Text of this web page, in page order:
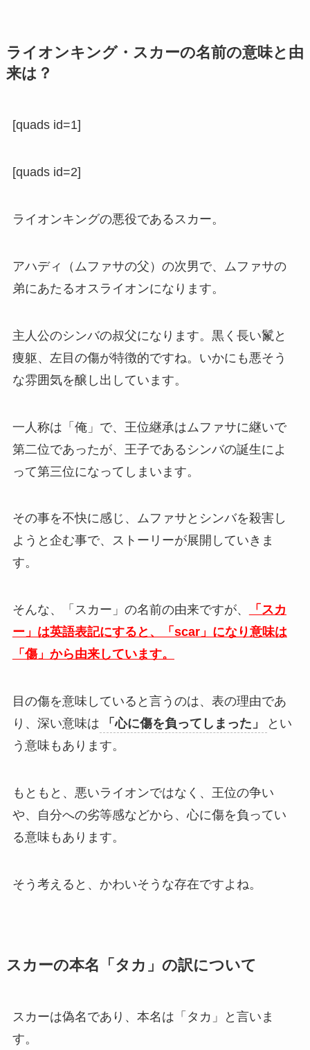
ライオンキング・スカーの名前の意味と由
来は？
[quads id=1]
[quads id=2]
ライオンキングの悪役であるスカー。
アハディ（ムファサの父）の次男で、ムファサの
弟にあたるオスライオンになります。
主人公のシンバの叔父になります。黒く長い鬣と
痩躯、左目の傷が特徴的ですね。いかにも悪そう
な雰囲気を醸し出しています。
一人称は「俺」で、王位継承はムファサに継いで
第二位であったが、王子であるシンバの誕生によ
って第三位になってしまいます。
その事を不快に感じ、ムファサとシンバを殺害し
ようと企む事で、ストーリーが展開していきま
す。
そんな、「スカー」の名前の由来ですが、
「スカ
ー」は英語表記にすると、「scar」になり意味は
「傷」から由来しています。
目の傷を意味していると言うのは、表の理由であ
り、深い意味は
「心に傷を負ってしまった」
とい
う意味もあります。
もともと、悪いライオンではなく、王位の争い
や、自分への劣等感などから、心に傷を負ってい
る意味もあります。
そう考えると、かわいそうな存在ですよね。
スカーの本名「タカ」の訳について
スカーは偽名であり、本名は「タカ」と言いま
す。